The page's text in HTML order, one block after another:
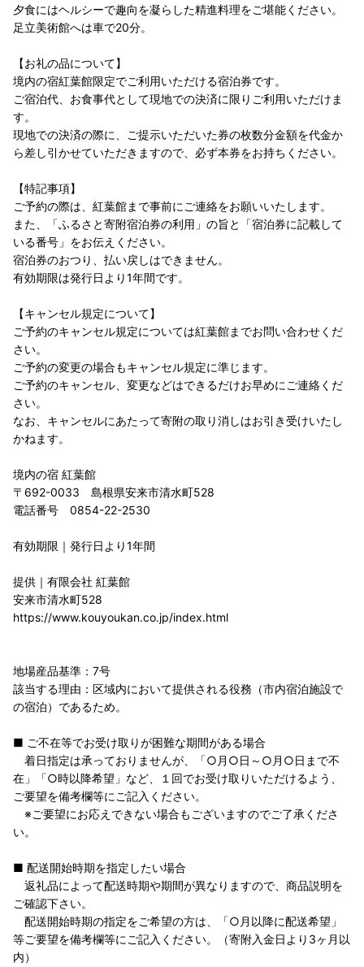
夕食にはヘルシーで趣向を凝らした精進料理をご堪能ください。
足立美術館へは車で20分。
【お礼の品について】
境内の宿紅葉館限定でご利用いただける宿泊券です。
ご宿泊代、お食事代として現地での決済に限りご利用いただけま
す。
現地での決済の際に、ご提示いただいた券の枚数分金額を代金か
ら差し引かせていただきますので、必ず本券をお持ちください。
【特記事項】
ご予約の際は、紅葉館まで事前にご連絡をお願いいたします。
また、「ふるさと寄附宿泊券の利用」の旨と「宿泊券に記載して
いる番号」をお伝えください。
宿泊券のおつり、払い戻しはできません。
有効期限は発行日より1年間です。
【キャンセル規定について】
ご予約のキャンセル規定については紅葉館までお問い合わせくだ
さい。
ご予約の変更の場合もキャンセル規定に準じます。
ご予約のキャンセル、変更などはできるだけお早めにご連絡くだ
さい。
なお、キャンセルにあたって寄附の取り消しはお引き受けいたし
かねます。
境内の宿 紅葉館
〒692-0033 島根県安来市清水町528
電話番号 0854-22-2530
有効期限｜発行日より1年間
提供｜有限会社 紅葉館
安来市清水町528
https://www.kouyoukan.co.jp/index.html
地場産品基準：7号
該当する理由：区域内において提供される役務（市内宿泊施設で
の宿泊）であるため。
■ ご不在等でお受け取りが困難な期間がある場合
着日指定は承っておりませんが、「○月○日～○月○日まで不
在」「○時以降希望」など、１回でお受け取りいただけるよう、
ご要望を備考欄等にご記入ください。
※ご要望にお応えできない場合もございますのでご了承くださ
い。
■ 配送開始時期を指定したい場合
返礼品によって配送時期や期間が異なりますので、商品説明を
ご確認下さい。
配送開始時期の指定をご希望の方は、「○月以降に配送希望」
等ご要望を備考欄等にご記入ください。（寄附入金日より3ヶ月以
内）